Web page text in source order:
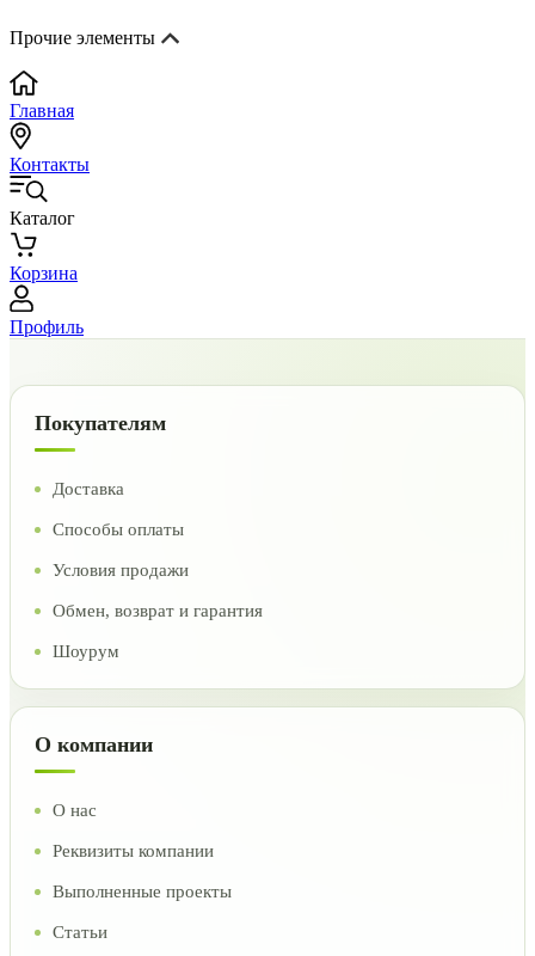
Прочие элементы
Главная
Контакты
Каталог
Корзина
Профиль
Покупателям
Доставка
Способы оплаты
Условия продажи
Обмен, возврат и гарантия
Шоурум
О компании
О нас
Реквизиты компании
Выполненные проекты
Статьи